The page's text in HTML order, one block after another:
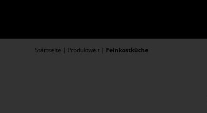
Startseite | Produktwelt | Feinkostküche